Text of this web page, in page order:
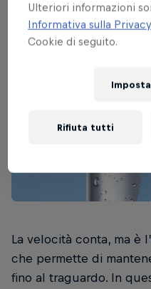
La velocità conta, ma è l’
che permette di
fino al traguardo. In
Ulteriori informazioni
Informativa sulla
Cookie di seguito.
Rifiuta tutti